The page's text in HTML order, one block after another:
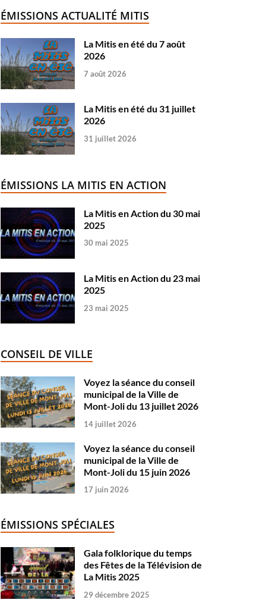
ÉMISSIONS ACTUALITÉ MITIS
La Mitis en été du 7 août
2026
7 août 2026
La Mitis en été du 31 juillet
2026
31 juillet 2026
ÉMISSIONS LA MITIS EN ACTION
La Mitis en Action du 30 mai
2025
30 mai 2025
La Mitis en Action du 23 mai
2025
23 mai 2025
CONSEIL DE VILLE
Voyez la séance du conseil
municipal de la Ville de
Mont-Joli du 13 juillet 2026
14 juillet 2026
Voyez la séance du conseil
municipal de la Ville de
Mont-Joli du 15 juin 2026
17 juin 2026
ÉMISSIONS SPÉCIALES
Gala folklorique du temps
des Fêtes de la Télévision de
La Mitis 2025
29 décembre 2025